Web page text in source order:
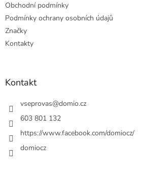
Obchodní podmínky
Podmínky ochrany osobních údajů
Značky
Kontakty
Kontakt
vseprovas@domio.cz
603 801 132
https://www.facebook.com/domiocz/
domiocz